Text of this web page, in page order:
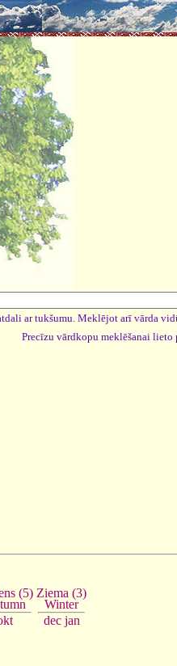
ar tukšumu. Meklējot arī vārda
Precīzu vārdkopu meklēšanai lieto
(5) Ziema (3)
Winter
dec jan